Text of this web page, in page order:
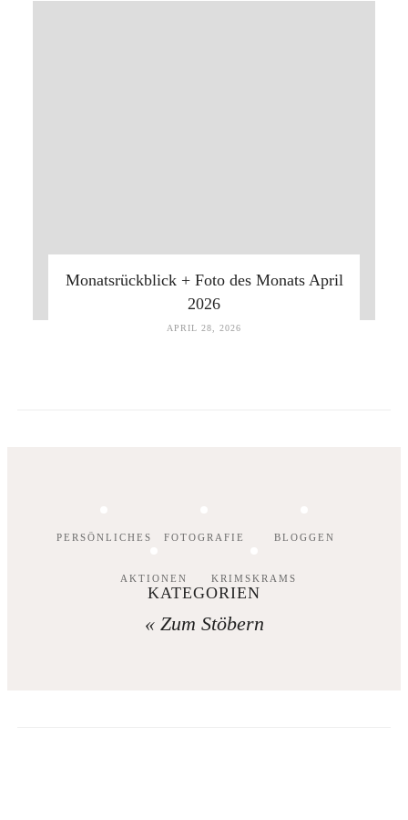
Monatsrückblick + Foto des Monats April
2026
APRIL 28, 2026
PERSÖNLICHES FOTOGRAFIE BLOGGEN
AKTIONEN KRIMSKRAMS
KATEGORIEN
« Zum Stöbern